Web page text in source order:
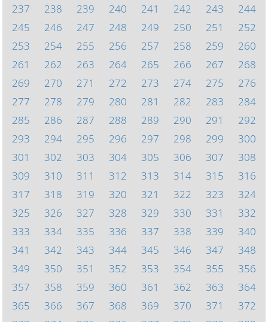
237
238 239 240 241 242 243
244
245
246 247 248 249 250 251
252
253
254 255 256 257 258 259
260
261
262 263 264 265 266 267
268
269
270 271 272 273 274 275
276
277
278 279 280 281 282 283
284
285
286 287 288 289 290 291
292
293
294 295 296 297 298 299
300
301
302 303 304 305 306 307
308
309
310 311 312 313 314 315
316
317
318 319 320 321 322 323
324
325
326 327 328 329 330 331
332
333
334 335 336 337 338 339
340
341
342 343 344 345 346 347
348
349
350 351 352 353 354 355
356
357
358 359 360 361 362 363
364
365
366 367 368 369 370 371
372